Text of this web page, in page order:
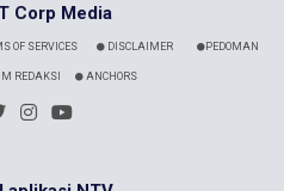
Corp Media
OF SERVICES DISCLAIMER PEDOMAN
REDAKSI ANCHORS